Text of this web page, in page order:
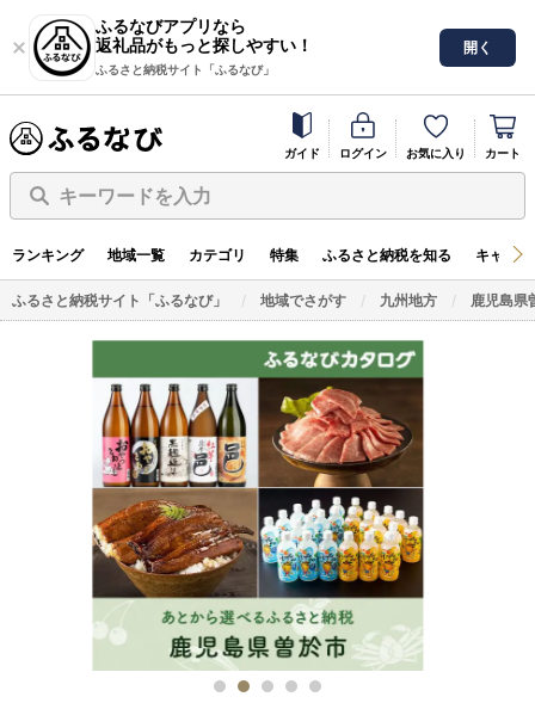
ふるなびアプリなら
返礼品がもっと探しやすい！
ふるさと納税サイト「ふるなび」
開く
ガイド ログイン お気に入り カート
キーワードを入力
ランキング 地域一覧 カテゴリ 特集 ふるさと納税を知る キャン
ふるさと納税サイト「ふるなび」 地域でさがす 九州地方 鹿児島県